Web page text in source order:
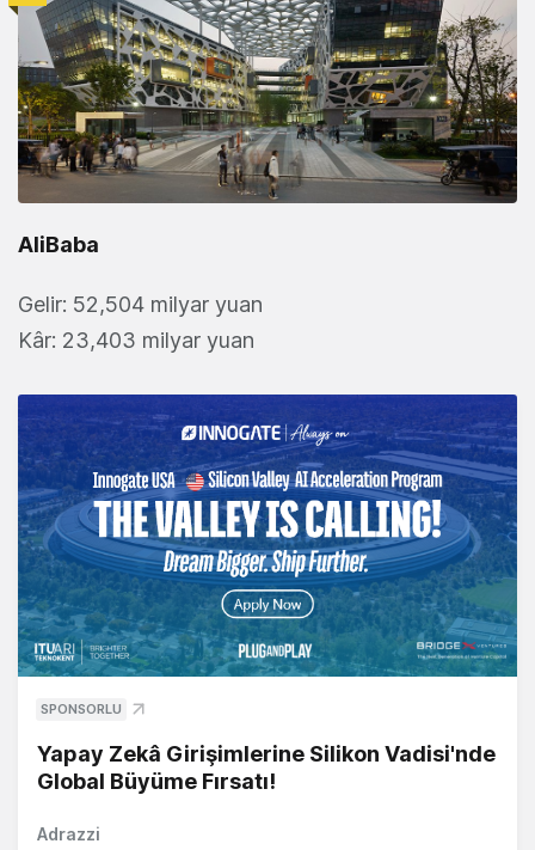
AliBaba
Gelir: 52,504 milyar yuan
Kâr: 23,403 milyar yuan
SPONSORLU
Yapay Zekâ Girişimlerine Silikon Vadisi'nde
Global Büyüme Fırsatı!
Adrazzi